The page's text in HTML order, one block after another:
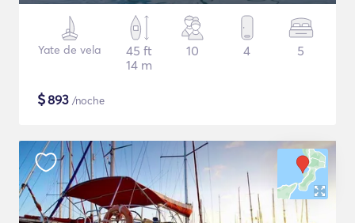
Yate de vela
45 ft
14 m
10 4 5
$893 /noche